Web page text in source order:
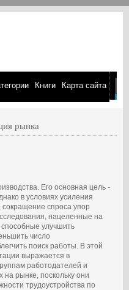
Книги Карта сайта
рынка
Его основная цель -
в условиях усиления
сокращение спроса упор
нацеленные на
улучшить
число
поиск работы. В этой
выражается в
работодателей и
рынке, поскольку они
трудоустройства по